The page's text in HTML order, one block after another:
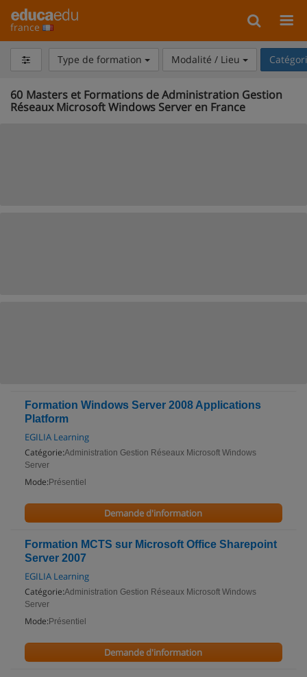
france
Type de formation Modalité / Lieu
60 Masters et Formations de Administration Gestion
Réseaux Microsoft Windows Server en France
Formation Windows Server 2008 Applications
Platform
EGILIA Learning
Catégorie:Administration Gestion Réseaux Microsoft Windows
Server
Mode: Présentiel
Demande d'information
Formation MCTS sur Microsoft Office Sharepoint
Server 2007
EGILIA Learning
Catégorie:Administration Gestion Réseaux Microsoft Windows
Server
Mode: Présentiel
Demande d'information